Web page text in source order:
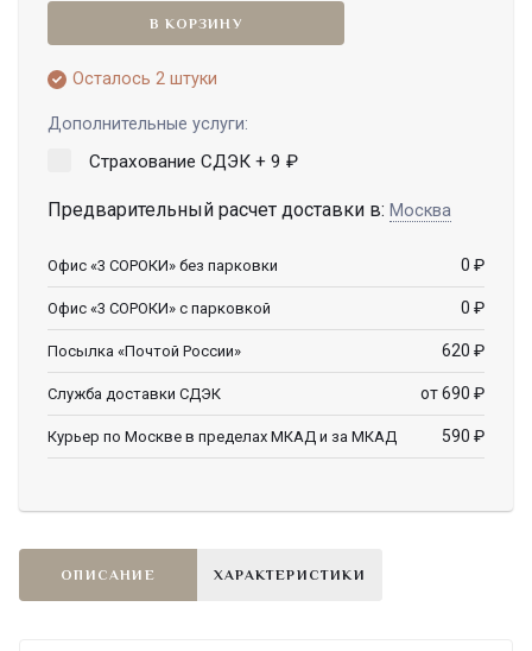
В КОРЗИНУ
Осталось 2 штуки
Дополнительные услуги:
Страхование СДЭК + 9 ₽
Предварительный расчет доставки в: Москва
Офис «3 СОРОКИ» без парковки 0 ₽
Офис «3 СОРОКИ» с парковкой 0 ₽
Посылка «Почтой России» 620 ₽
Служба доставки СДЭК от 690 ₽
Курьер по Москве в пределах МКАД и за МКАД 590 ₽
ОПИСАНИЕ ХАРАКТЕРИСТИКИ